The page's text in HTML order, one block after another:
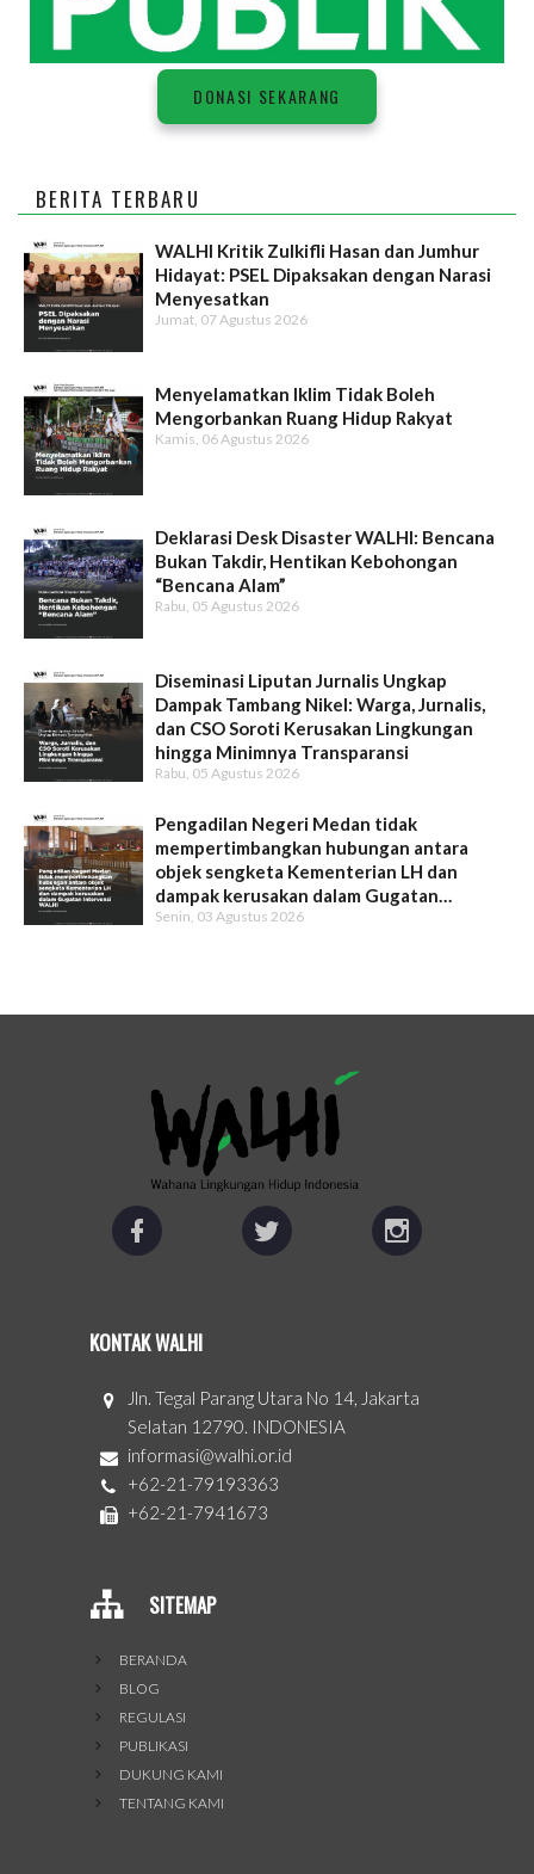
DONASI SEKARANG
BERITA TERBARU
WALHI Kritik Zulkifli Hasan dan Jumhur
Hidayat: PSEL Dipaksakan dengan Narasi
Menyesatkan
Jumat, 07 Agustus 2026
Menyelamatkan Iklim Tidak Boleh
Mengorbankan Ruang Hidup Rakyat
Kamis, 06 Agustus 2026
Deklarasi Desk Disaster WALHI: Bencana
Bukan Takdir, Hentikan Kebohongan
“Bencana Alam”
Rabu, 05 Agustus 2026
Diseminasi Liputan Jurnalis Ungkap
Dampak Tambang Nikel: Warga, Jurnalis,
dan CSO Soroti Kerusakan Lingkungan
hingga Minimnya Transparansi
Rabu, 05 Agustus 2026
Pengadilan Negeri Medan tidak
mempertimbangkan hubungan antara
objek sengketa Kementerian LH dan
dampak kerusakan dalam Gugatan
Intervensi WALHI
Senin, 03 Agustus 2026
KONTAK WALHI
Jln. Tegal Parang Utara No 14, Jakarta
Selatan 12790. INDONESIA
informasi@walhi.or.id
+62-21-79193363
+62-21-7941673
SITEMAP
BERANDA
BLOG
REGULASI
PUBLIKASI
DUKUNG KAMI
TENTANG KAMI